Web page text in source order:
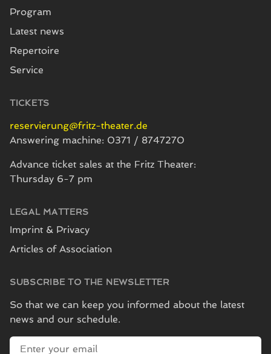
Program
Latest news
Repertoire
Service
TICKETS
reservierung@fritz-theater.de
Answering machine: 0371 / 8747270
Advance ticket sales at the Fritz Theater:
Thursday 6-7 pm
LEGAL MATTERS
Imprint & Privacy
Articles of Association
SUBSCRIBE TO THE NEWSLETTER
So that we can keep you informed about the latest
news and our schedule.
E-mail address